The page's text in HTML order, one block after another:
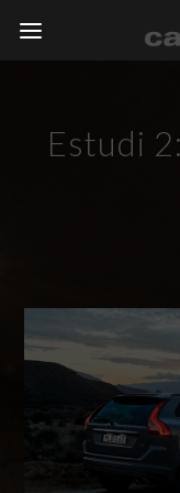
Estudi